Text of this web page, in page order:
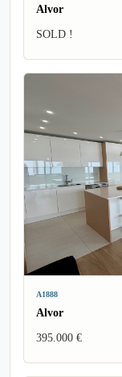
Alvor
SOLD !
A1888
Alvor
395.000 €